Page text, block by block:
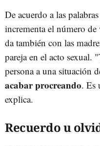
De acuerdo a las
incrementa el número
da también con las
pareja en el acto sexual.
persona a una situación
acabar procreando. Es
explica.
Recuerdo u